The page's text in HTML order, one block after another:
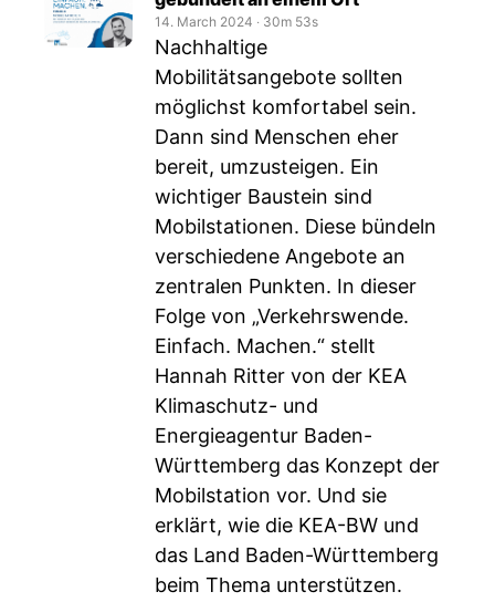
14. March 2024 ‧ 30m 53s
Nachhaltige
Mobilitätsangebote sollten
möglichst komfortabel sein.
Dann sind Menschen eher
bereit, umzusteigen. Ein
wichtiger Baustein sind
Mobilstationen. Diese bündeln
verschiedene Angebote an
zentralen Punkten. In dieser
Folge von „Verkehrswende.
Einfach. Machen.“ stellt
Hannah Ritter von der KEA
Klimaschutz- und
Energieagentur Baden-
Württemberg das Konzept der
Mobilstation vor. Und sie
erklärt, wie die KEA-BW und
das Land Baden-Württemberg
beim Thema unterstützen.